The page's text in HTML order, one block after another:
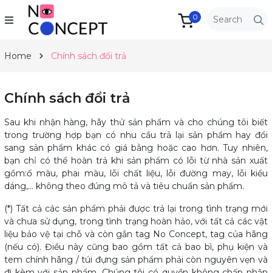
0
Home Chính sách đổi trả
Chính sách đổi trả
Sau khi nhận hàng, hãy thử sản phẩm và cho chúng tôi biết
trong trường hợp bạn có nhu cầu trả lại sản phẩm hay đổi
sang sản phẩm khác có giá bằng hoặc cao hơn. Tuy nhiên,
bạn chỉ có thể hoàn trả khi sản phẩm có lỗi từ nhà sản xuất
gồm:ố màu, phai màu, lỗi chất liệu, lỗi đường may, lỗi kiểu
dáng,… không theo đúng mô tả và tiêu chuẩn sản phẩm.
(*) Tất cả các sản phẩm phải được trả lại trong tình trạng mới
và chưa sử dụng, trong tình trạng hoàn hảo, với tất cả các vật
liệu bảo vệ tại chỗ và còn gắn tag No Concept, tag của hãng
(nếu có). Điều này cũng bao gồm tất cả bao bì, phụ kiện và
tem chính hãng / túi đựng sản phẩm phải còn nguyên vẹn và